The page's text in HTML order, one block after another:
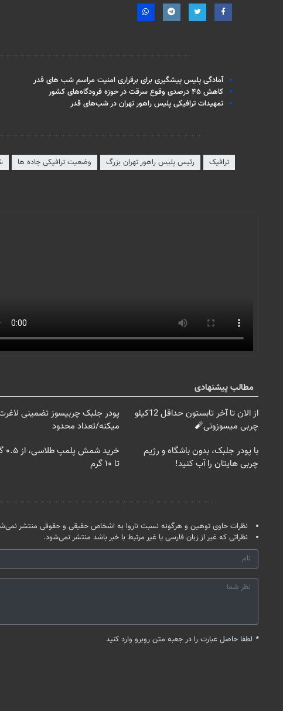
آمادگی پلیس پیشگیری برای برقراری امنیت مراسم شب های قدر
کاهش ۴۵ درصدی وقوع سرقت در حوزه فرودگاه‌های کشور
تمهیدات ترافیکی پلیس راهور تهران در شب‌های قدر
ترافیک رئیس پلیس راهور تهران بزرگ وضعیت ترافیکی جاده ها
مطالب پیشنهادی
از الان تا آخر تابستون حداقل 12کیلو
چربی میسوزونی🧨
پودر جلبک چربیسوز تضمینی
میکنه/تعداد محدود
با پودر جلبک، بدون باشگاه و رژیم
چربی هایتان را آب کنید!
خرید
تا ۱۰ گرم
نظرات حاوی توهین و هرگونه نسبت ناروا به اشخاص حقیقی و حقوقی منتشر
نظراتی که غیر از زبان فارسی یا غیر مرتبط با خبر باشد منتشر نمی‌شود.
* لطفا حاصل عبارت را در جعبه متن روبرو وارد کنید